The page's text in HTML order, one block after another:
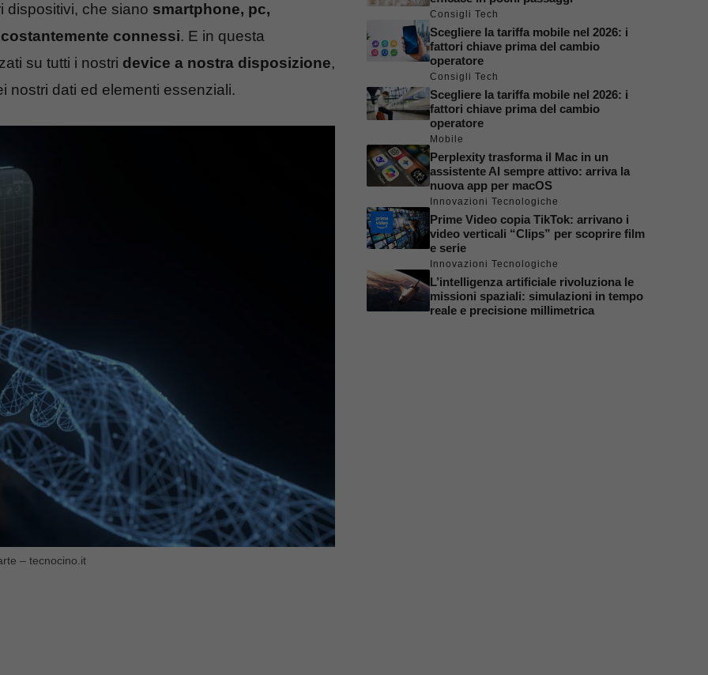
dispositivi, che siano smartphone, pc,
costantemente connessi. E in questa
su tutti i nostri device a nostra disposizione,
nostri dati ed elementi essenziali.
– tecnocino.it
Consigli Tech
Scegliere la tariffa mobile nel 2026: i
fattori chiave prima del cambio
operatore
Consigli Tech
Scegliere la tariffa mobile nel 2026: i
fattori chiave prima del cambio
operatore
Mobile
Perplexity trasforma il Mac in un
assistente AI sempre attivo: arriva la
nuova app per macOS
Innovazioni Tecnologiche
Prime Video copia TikTok: arrivano i
video verticali “Clips” per scoprire film
e serie
Innovazioni Tecnologiche
L’intelligenza artificiale rivoluziona le
missioni spaziali: simulazioni in tempo
reale e precisione millimetrica